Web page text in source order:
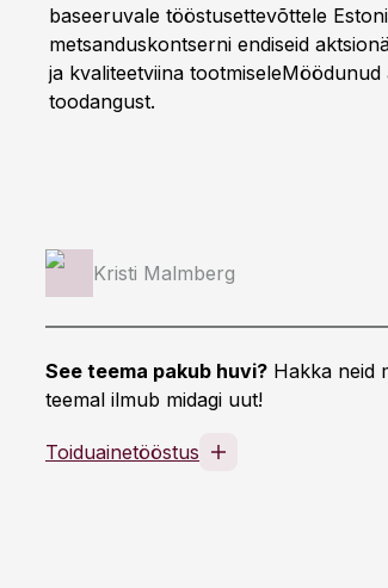
baseeruvale tööstusettevõttele
metsanduskontserni endiseid
ja kvaliteetviina
toodangust.
Kristi Malmberg
See teema pakub huvi? Hakka neid
teemal ilmub midagi uut!
Toiduainetööstus